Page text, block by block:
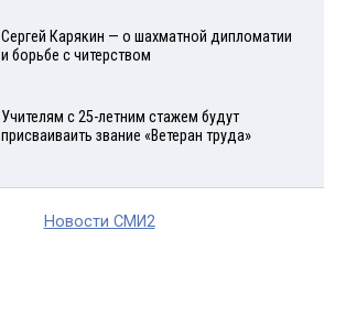
Сергей Карякин — о шахматной дипломатии
и борьбе с читерством
Учителям с 25-летним стажем будут
присваиваить звание «Ветеран труда»
Новости СМИ2